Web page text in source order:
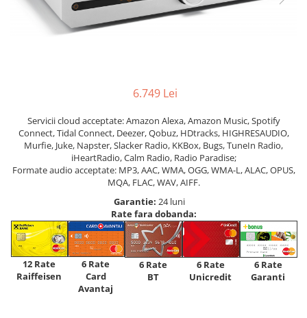
6.749 Lei
Servicii cloud acceptate: Amazon Alexa, Amazon Music, Spotify
Connect, Tidal Connect, Deezer, Qobuz, HDtracks, HIGHRESAUDIO,
Murfie, Juke, Napster, Slacker Radio, KKBox, Bugs, TuneIn Radio,
iHeartRadio, Calm Radio, Radio Paradise;
Formate audio acceptate: MP3, AAC, WMA, OGG, WMA-L, ALAC, OPUS,
MQA, FLAC, WAV, AIFF.
Garantie: 24 luni
Rate fara dobanda:
12 Rate
Raiffeisen
6 Rate
Card
Avantaj
6 Rate
BT
6 Rate
Unicredit
6 Rate
Garanti